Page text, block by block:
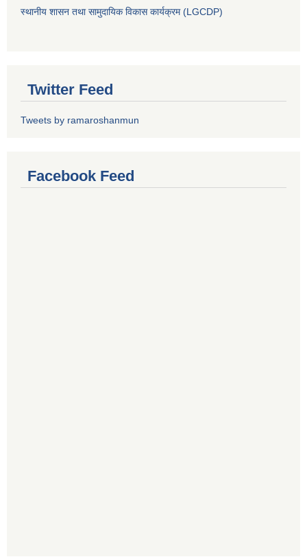
स्थानीय शासन तथा सामुदायिक विकास कार्यक्रम (LGCDP)
Twitter Feed
Tweets by ramaroshanmun
Facebook Feed